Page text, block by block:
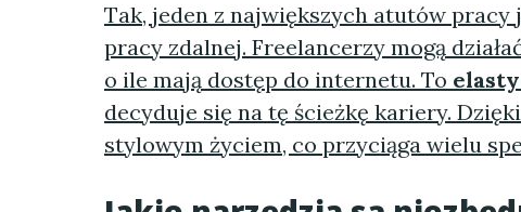
Tak, jeden z największych atutów
pracy zdalnej. Freelancerzy mogą
o ile mają dostęp do internetu. To
decyduje się na tę ścieżkę kariery.
stylowym życiem, co przyciąga wielu